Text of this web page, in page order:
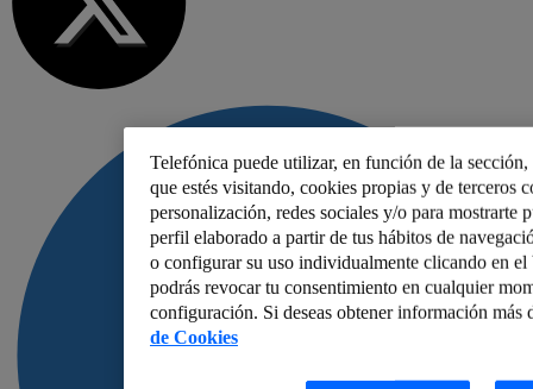
Telefónica puede utilizar, en función de la
que estés visitando, cookies propias y de terceros
personalización, redes sociales y/o para mostrarte
perfil elaborado a partir de tus hábitos de
o configurar su uso individualmente clicando en
podrás revocar tu consentimiento en cualquier
configuración. Si deseas obtener información más
de Cookies